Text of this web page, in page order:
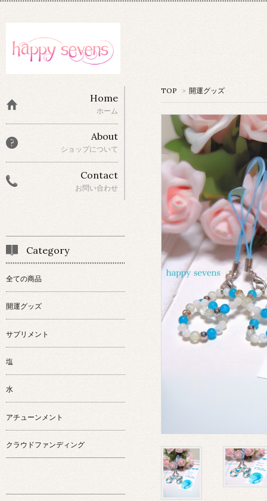
TOP > 開運グッズ
Home
ホーム
About
ショップについて
Contact
お問い合わせ
Category
全ての商品
開運グッズ
サプリメント
塩
水
アチューンメント
クラウドファンディング